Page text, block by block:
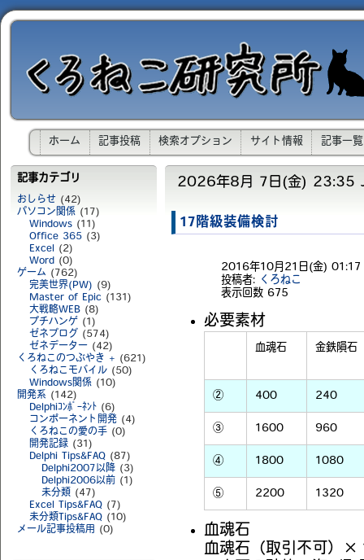
ホーム 記事投稿 検索オプション サイト情報 記事一覧
記事カテゴリ
おしらせ (42)
パソコン関係 (17)
Windows (11)
Office 365 (3)
Excel (2)
Word (0)
ゲーム (762)
完美世界(PW) (9)
Master of Epic (131)
大戦略WEB (8)
プチハンゲ (1)
ゼネブログ
(574)
ゼネデーター (42)
くろねこのつぶやき + (621)
くろねこモバイル (50)
Windows関係 (10)
開発系 (142)
Delphiｺﾝﾎﾟｰﾈﾝﾄ (6)
コンポーネント開発 (4)
くろねこの愛の手 (0)
開発記録 (31)
Delphi Tips&FAQ (87)
Delphi2007以降 (3)
Delphi2006以前 (1)
未分類 (47)
Excel Tips&FAQ (7)
未分類Tips&FAQ (10)
メール記事投稿用
(0)
2026年8月 7日(金) 23:35
17階級装備検討
2016年10月21日(金) 01:17
投稿者:
くろねこ
表示回数 675
必要素材
血魂石 金鉄隕石
② 400 240
③ 1600 960
④ 1800 1080
⑤ 2200 1320
血魂石
血魂石（取引不可）